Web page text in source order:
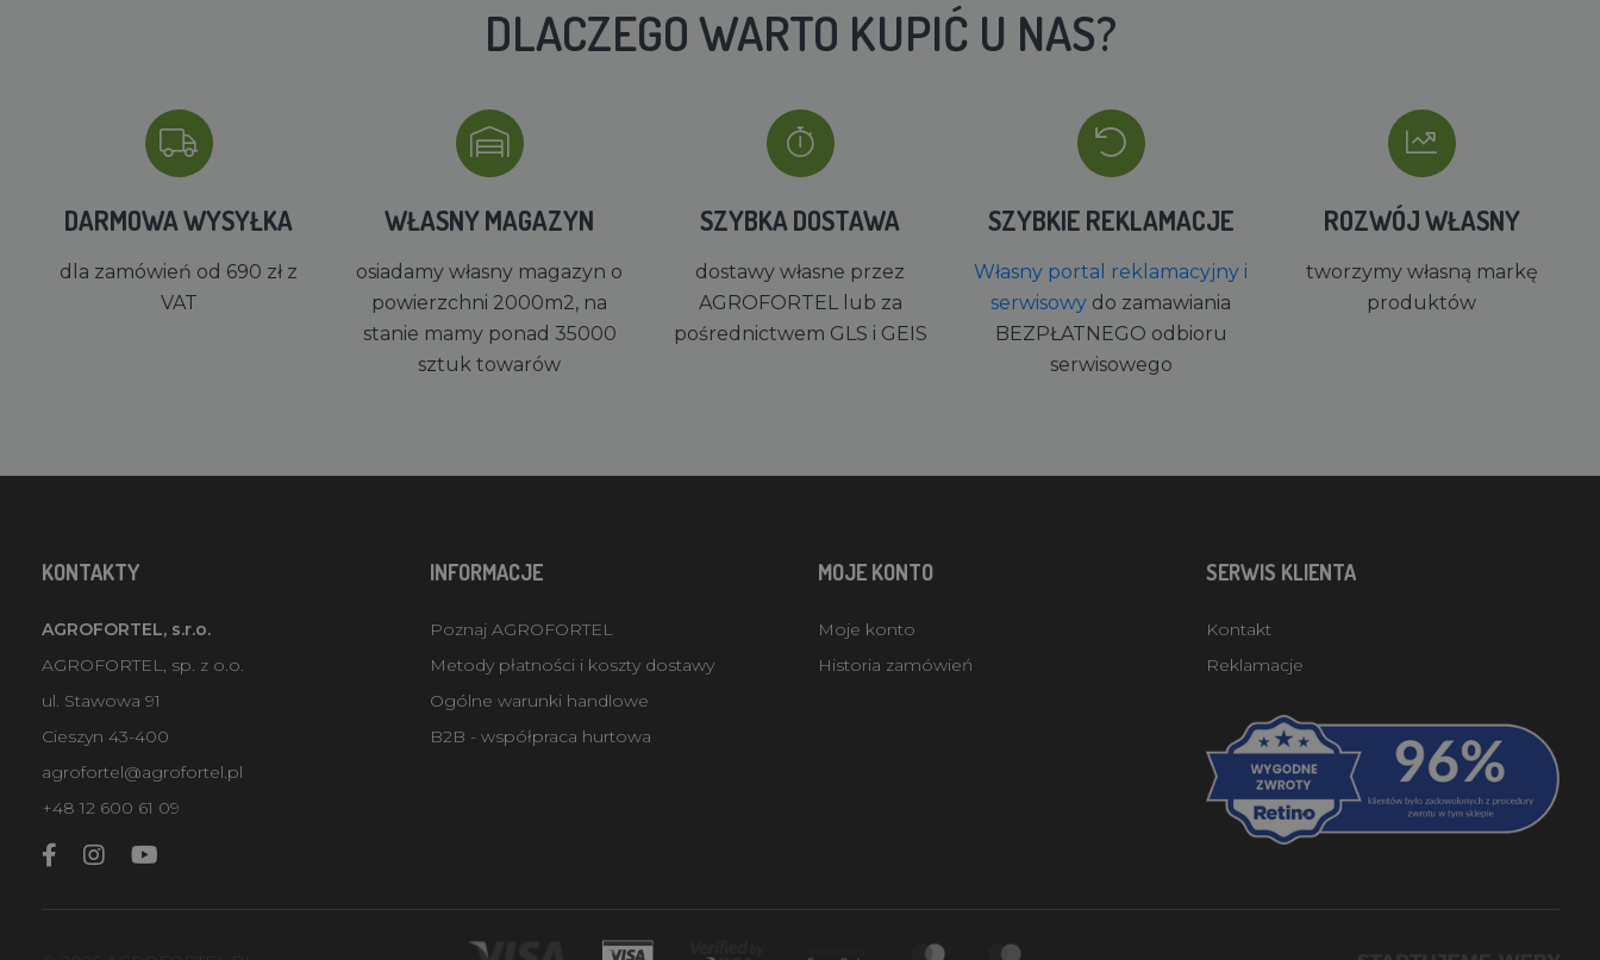
DLACZEGO WARTO KUPIĆ U NAS?
DARMOWA WYSYŁKA
dla zamówień od 690 zł z
VAT
WŁASNY MAGAZYN
osiadamy własny magazyn o
powierzchni 2000m2, na
stanie mamy ponad 35000
sztuk towarów
SZYBKA DOSTAWA
dostawy własne przez
AGROFORTEL lub za
pośrednictwem GLS i GEIS
SZYBKIE REKLAMACJE
Własny portal reklamacyjny i
serwisowy do zamawiania
BEZPŁATNEGO odbioru
serwisowego
ROZWÓJ WŁASNY
tworzymy własną markę
produktów
KONTAKTY
AGROFORTEL, s.r.o.
AGROFORTEL, sp. z o.o.
ul. Stawowa 91
Cieszyn 43-400
agrofortel@agrofortel.pl
+48 12 600 61 09
INFORMACJE
Poznaj AGROFORTEL
Metody płatności i koszty dostawy
Ogólne warunki handlowe
B2B - współpraca hurtowa
MOJE KONTO
Moje konto
Historia zamówień
SERWIS KLIENTA
Kontakt
Reklamacje